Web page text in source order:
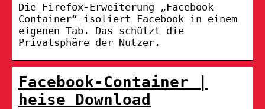
Die Firefox-Erweiterung „Facebook
Container“ isoliert Facebook in einem
eigenen Tab. Das schützt die
Privatsphäre der Nutzer.
Facebook-Container |
heise Download